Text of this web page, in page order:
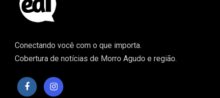
Conectando você com o que importa.
Cobertura de notícias de Morro Agudo e região.